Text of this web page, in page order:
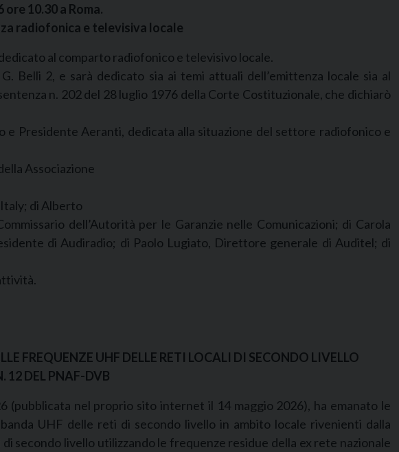
10.30 a Roma.
radiofonica e televisiva locale
al comparto radiofonico e televisivo locale.
Belli 2, e sarà dedicato sia ai temi attuali dell’emittenza locale sia al
n. 202 del 28 luglio 1976 della Corte Costituzionale, che dichiarò
Presidente Aeranti, dedicata alla situazione del settore radiofonico e
Associazione
di Alberto
dell’Autorità per le Garanzie nelle Comunicazioni; di Carola
di Audiradio; di Paolo Lugiato, Direttore generale di Auditel; di
FREQUENZE UHF DELLE RETI LOCALI DI SECONDO LIVELLO
12 DEL PNAF-DVB
(pubblicata nel proprio sito internet il 14 maggio 2026), ha emanato le
UHF delle reti di secondo livello in ambito locale rivenienti dalla
secondo livello utilizzando le frequenze residue della ex rete nazionale